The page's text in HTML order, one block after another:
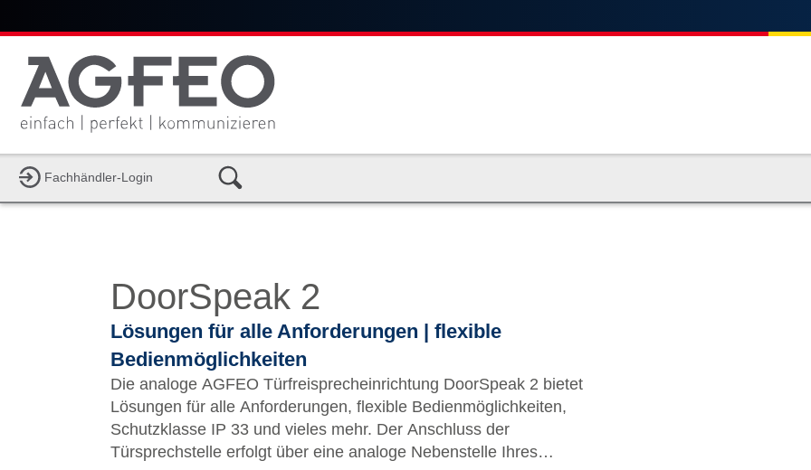
Fachhändler-Login
DoorSpeak 2
Lösungen für alle Anforderungen | flexible
Bedienmöglichkeiten
Die analoge AGFEO Türfreisprecheinrichtung DoorSpeak 2 bietet
Lösungen für alle Anforderungen, flexible Bedienmöglichkeiten,
Schutzklasse IP 33 und vieles mehr. Der Anschluss der
Türsprechstelle erfolgt über eine analoge Nebenstelle Ihres